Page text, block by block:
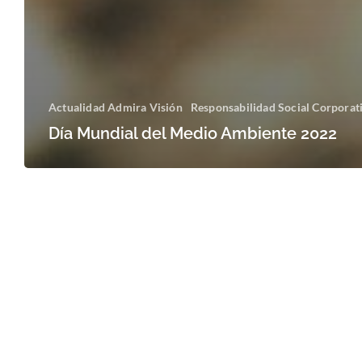
Actualidad Admira Visión Responsabilidad Social
Día Mundial del Medio Ambiente 2022